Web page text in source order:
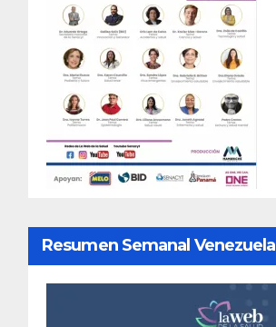
Resumen Semanal Venezuela